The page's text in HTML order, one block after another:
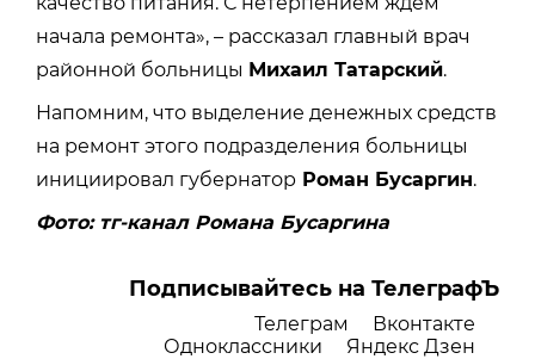
начала ремонта», – рассказал главный врач
районной больницы Михаил Татарский.
Напомним, что выделение денежных средств
на ремонт этого подразделения больницы
инициировал губернатор Роман Бусаргин.
Фото: тг-канал Романа Бусаргина
Подписывайтесь на ТелеграфЪ
Телеграм
Вконтакте
Одноклассники
Яндекс Дзен